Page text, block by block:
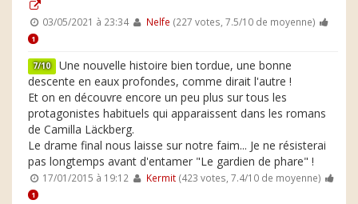
03/05/2021 à 23:34 Nelfe (227 votes, 7.5/10 de moyenne)
1
7/10 Une nouvelle histoire bien tordue, une bonne
descente en eaux profondes, comme dirait l'autre !
Et on en découvre encore un peu plus sur tous les
protagonistes habituels qui apparaissent dans les romans
de Camilla Läckberg.
Le drame final nous laisse sur notre faim... Je ne résisterai
pas longtemps avant d'entamer "Le gardien de phare" !
17/01/2015 à 19:12 Kermit(423 votes, 7.4/10 de moyenne)
1